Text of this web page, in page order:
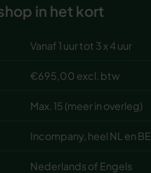
in het kort
Vanaf 1 uur tot 3 x 4 uur
€695,00 excl. btw
Max. 15 (meer in overleg)
Incompany, heel NL en BE
Nederlands of Engels